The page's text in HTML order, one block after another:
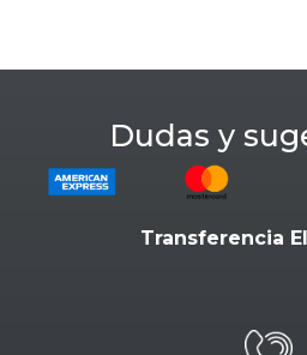
Dudas y
Transferencia